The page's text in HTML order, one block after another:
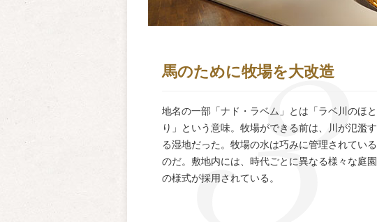
馬のために牧場を大改造
地名の一部「ナド・ラベム」とは「ラベ川のほと
り」という意味。牧場ができる前は、川が氾濫す
る湿地だった。牧場の水は巧みに管理されている
のだ。敷地内には、時代ごとに異なる様々な庭園
の様式が採用されている。